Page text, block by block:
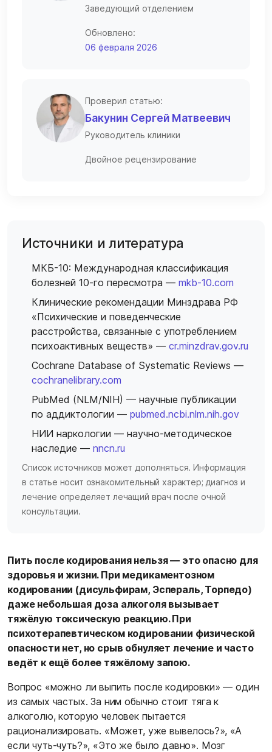
Заведующий отделением
Обновлено:
06 февраля 2026
Проверил статью:
Бакунин Сергей Матвеевич
Руководитель клиники
Двойное рецензирование
Источники и литература
МКБ-10: Международная классификация
болезней 10-го пересмотра — mkb-10.com
Клинические рекомендации Минздрава РФ
«Психические и поведенческие
расстройства, связанные с употреблением
психоактивных веществ» — cr.minzdrav.gov.ru
Cochrane Database of Systematic Reviews —
cochranelibrary.com
PubMed (NLM/NIH) — научные публикации
по аддиктологии — pubmed.ncbi.nlm.nih.gov
НИИ наркологии — научно-методическое
наследие — nncn.ru
Список источников может дополняться. Информация
в статье носит ознакомительный характер; диагноз и
лечение определяет лечащий врач после очной
консультации.
Пить после кодирования нельзя — это опасно для
здоровья и жизни. При медикаментозном
кодировании (дисульфирам, Эспераль, Торпедо)
даже небольшая доза алкоголя вызывает
тяжёлую токсическую реакцию. При
психотерапевтическом кодировании физической
опасности нет, но срыв обнуляет лечение и часто
ведёт к ещё более тяжёлому запою.
Вопрос «можно ли выпить после кодировки» — один
из самых частых. За ним обычно стоит тяга к
алкоголю, которую человек пытается
рационализировать. «Может, уже вывелось?», «А
если чуть-чуть?», «Это же было давно». Мозг